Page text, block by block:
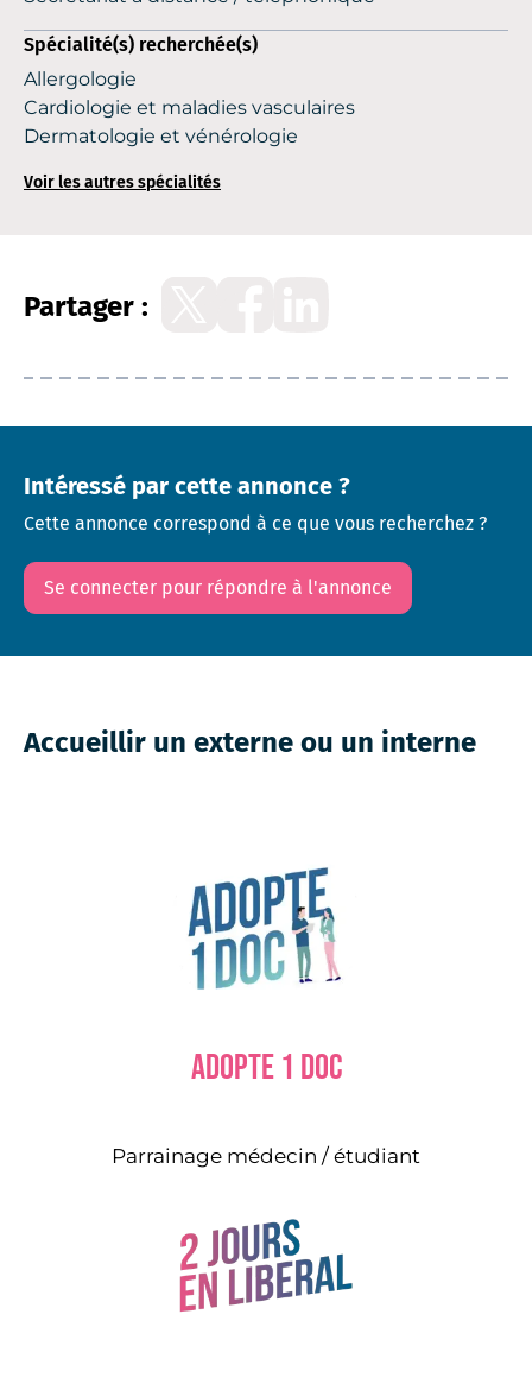
Spécialité(s) recherchée(s)
Allergologie
Cardiologie et maladies vasculaires
Dermatologie et vénérologie
Voir les autres spécialités
Partager :
Intéressé par cette annonce ?
Cette annonce correspond à ce que vous recherchez ?
Se connecter pour répondre à l'annonce
Accueillir un externe ou un interne
Adopte 1 doc
Parrainage médecin / étudiant